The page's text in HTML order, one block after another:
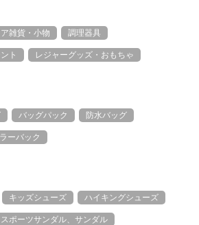
雑貨・小物 調理器具
ト レジャーグッズ・おもちゃ
バッグパック 防水バッグ
ーバック
キッズシューズ ハイキングシューズ
スポーツサンダル、サンダル